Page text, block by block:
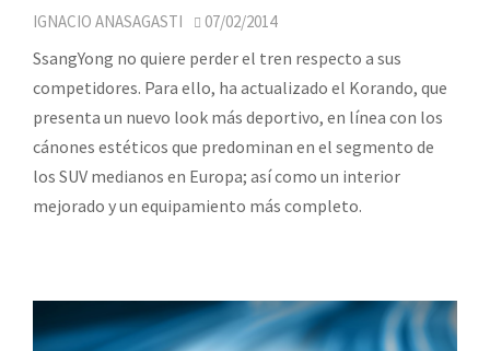
IGNACIO ANASAGASTI 07/02/2014
SsangYong no quiere perder el tren respecto a sus
competidores. Para ello, ha actualizado el Korando, que
presenta un nuevo look más deportivo, en línea con los
cánones estéticos que predominan en el segmento de
los SUV medianos en Europa; así como un interior
mejorado y un equipamiento más completo.